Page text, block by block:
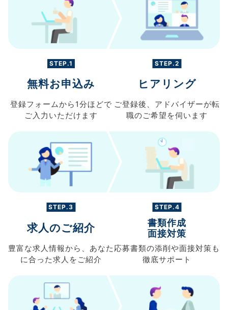
STEP.1
無料お申込み
登録フォームから 1分ほどで
ご入力 いただけます
STEP.2
ヒアリング
ご登録後、 アドバイザーが転
職のご希望を伺います
STEP.3
求人のご紹介
豊富な求人情報から、 あなた
に合った求人を ご紹介
STEP.4
書類作成
面接対策
応募書類の添削や面接対策も
徹底サポート